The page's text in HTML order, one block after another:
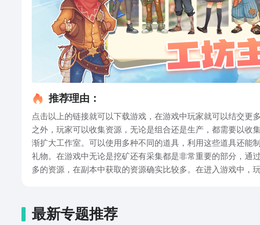
推荐理由：
点击以上的链接就可以下载游戏，在游戏中玩家就可以结交
之外，玩家可以收集资源，无论是组合还是生产，都需要以收
渐扩大工作室。可以使用多种不同的道具，利用这些道具还能
礼物。在游戏中无论是挖矿还有采集都是非常重要的部分，通
多的资源，在副本中获取的资源确实比较多。在进入游戏中，
意的，在这里玩家就可以随意地创建工作室，扩大工作室，还
最新专题推荐